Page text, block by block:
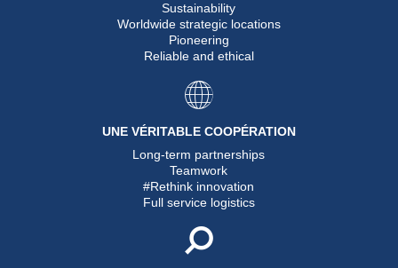
Sustainability
Worldwide strategic locations
Pioneering
Reliable and ethical
UNE VÉRITABLE COOPÉRATION
Long-term partnerships
Teamwork
#Rethink innovation
Full service logistics